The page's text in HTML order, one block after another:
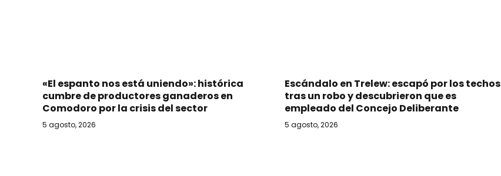
«El espanto nos está uniendo»: histórica
cumbre de productores ganaderos en
Comodoro por la crisis del sector
5 agosto, 2026
Escándalo en Trelew: escapó por los techos
tras un robo y descubrieron que es
empleado del Concejo Deliberante
5 agosto, 2026